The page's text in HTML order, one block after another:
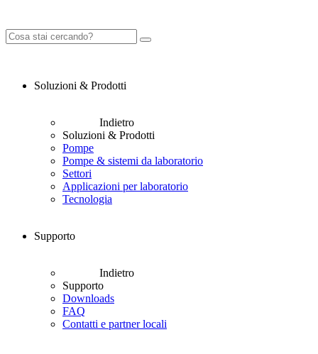
Soluzioni & Prodotti
Indietro
Soluzioni & Prodotti
Pompe
Pompe & sistemi da laboratorio
Settori
Applicazioni per laboratorio
Tecnologia
Supporto
Indietro
Supporto
Downloads
FAQ
Contatti e partner locali